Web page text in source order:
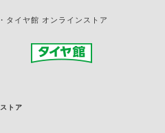
タイヤ館 オンラインストア
トア